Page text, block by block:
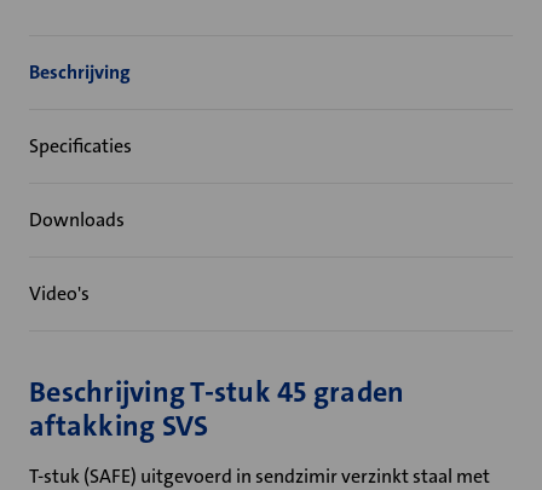
Beschrijving
Specificaties
Downloads
Video's
Beschrijving T-stuk 45 graden
aftakking SVS
T-stuk (SAFE) uitgevoerd in sendzimir verzinkt staal met